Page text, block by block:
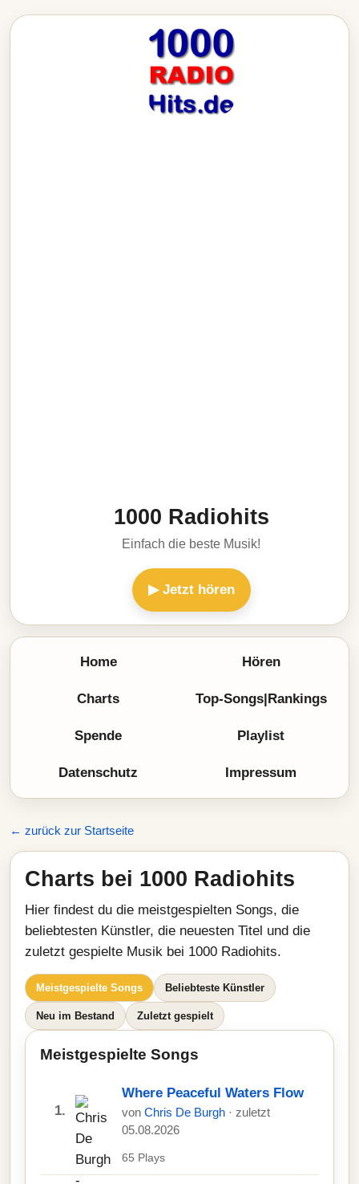
1000 Radiohits
Einfach die beste Musik!
▶ Jetzt hören
Home Hören
Charts Top-Songs|Rankings
Spende Playlist
Datenschutz Impressum
← zurück zur Startseite
Charts bei 1000 Radiohits
Hier findest du die meistgespielten Songs, die
beliebtesten Künstler, die neuesten Titel und die
zuletzt gespielte Musik bei 1000 Radiohits.
Meistgespielte Songs Beliebteste Künstler
Neu im Bestand Zuletzt gespielt
Meistgespielte Songs
1.
Where Peaceful Waters Flow
von Chris De Burgh · zuletzt
05.08.2026
65 Plays